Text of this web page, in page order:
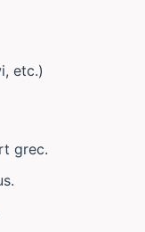
etc.)
grec.